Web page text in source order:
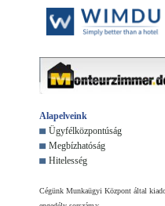
Alapelveink
Ügyfélközpontúság
Megbízhatóság
Hitelesség
Cégünk Munkaügyi Központ által